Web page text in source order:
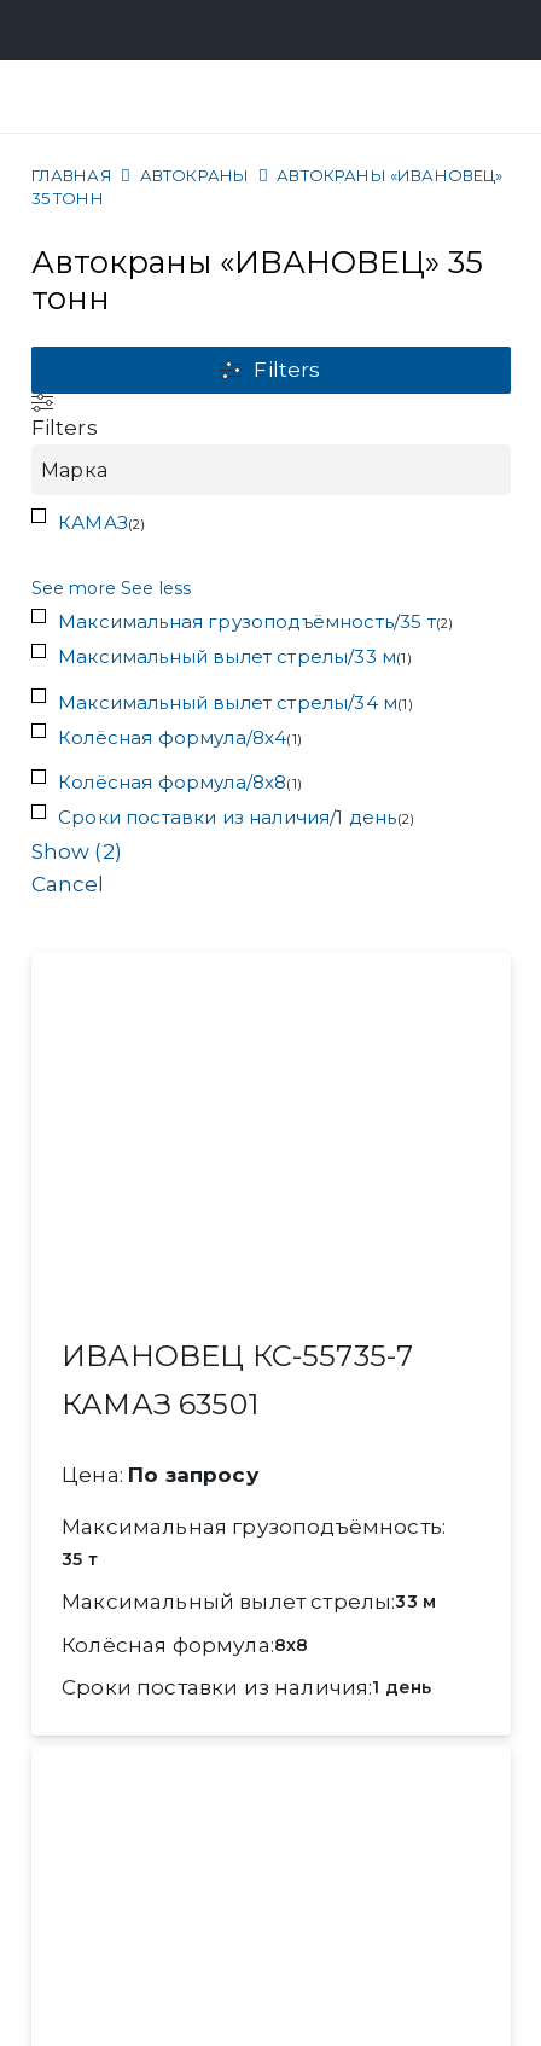
ГЛАВНАЯ АВТОКРАНЫ
АВТОКРАНЫ «ИВАНОВЕЦ»
35 ТОНН
Автокраны «ИВАНОВЕЦ» 35
тонн
Filters
Filters
Марка
КАМАЗ(2)
See more See less
Максимальная грузоподъёмность/35 т(2)
Максимальный вылет стрелы/33 м(1 )
Максимальный вылет стрелы/34 м(1 )
Колёсная формула/8x4(1)
Колёсная формула/8x8(1)
Сроки поставки из наличия/1 день(2)
Show (2)
Cancel
ИВАНОВЕЦ КС-55735-7
КАМАЗ 63501
Цена: По запросу
Максимальная грузоподъёмность
35 т
Максимальный вылет стрелы 33 м
Колёсная формула 8x8
Сроки поставки из наличия 1 день